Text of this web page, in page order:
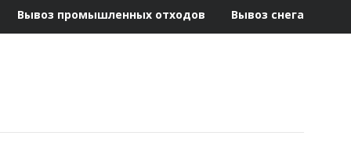
Вывоз промышленных отходов Вывоз снега